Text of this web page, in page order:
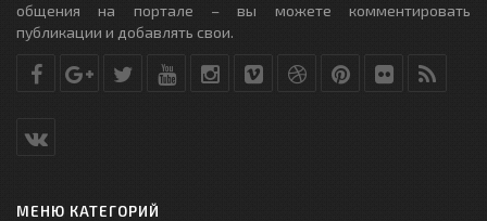
общения на портале – вы можете комментировать
публикации и добавлять свои.
МЕНЮ КАТЕГОРИЙ